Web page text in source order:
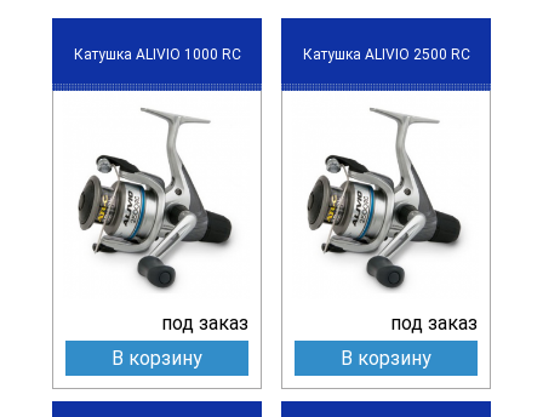
Катушка ALIVIO 1000 RC
под заказ
В корзину
Катушка ALIVIO 2500 RC
под заказ
В корзину